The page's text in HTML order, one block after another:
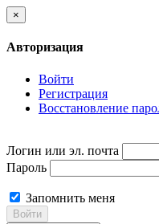
×
Авторизация
Войти
Регистрация
Восстановление
Логин или эл. почта
Пароль
Запомнить меня
Войти